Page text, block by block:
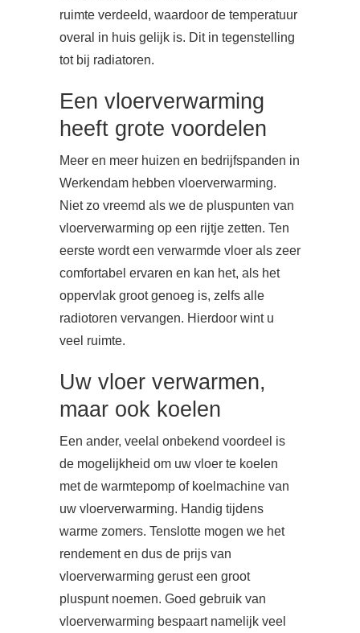
ruimte verdeeld, waardoor de temperatuur
overal in huis gelijk is. Dit in tegenstelling
tot bij radiatoren.
Een vloerverwarming
heeft grote voordelen
Meer en meer huizen en bedrijfspanden in
Werkendam hebben vloerverwarming.
Niet zo vreemd als we de pluspunten van
vloerverwarming op een rijtje zetten. Ten
eerste wordt een verwarmde vloer als zeer
comfortabel ervaren en kan het, als het
oppervlak groot genoeg is, zelfs alle
radiotoren vervangen. Hierdoor wint u
veel ruimte.
Uw vloer verwarmen,
maar ook koelen
Een ander, veelal onbekend voordeel is
de mogelijkheid om uw vloer te koelen
met de warmtepomp of koelmachine van
uw vloerverwarming. Handig tijdens
warme zomers. Tenslotte mogen we het
rendement en dus de prijs van
vloerverwarming gerust een groot
pluspunt noemen. Goed gebruik van
vloerverwarming bespaart namelijk veel